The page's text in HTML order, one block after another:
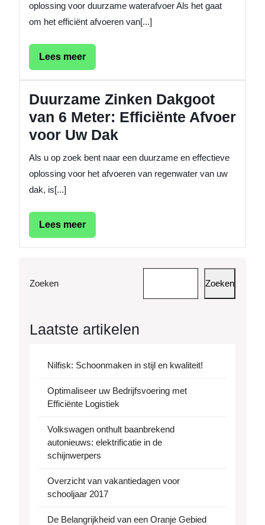
oplossing voor duurzame waterafvoer Als het gaat
om het efficiënt afvoeren van[...]
Lees meerLees
meer
Duurzame Zinken Dakgoot
van 6 Meter: Efficiënte Afvoer
voor Uw Dak
Als u op zoek bent naar een duurzame en effectieve
oplossing voor het afvoeren van regenwater van uw
dak, is[...]
Lees meerLees
meer
Zoeken Zoeken
Laatste artikelen
Nilfisk: Schoonmaken in stijl en kwaliteit!
Optimaliseer uw Bedrijfsvoering met
Efficiënte Logistiek
Volkswagen onthult baanbrekend
autonieuws: elektrificatie in de
schijnwerpers
Overzicht van vakantiedagen voor
schooljaar 2017
De Belangrijkheid van een Oranje Gebied